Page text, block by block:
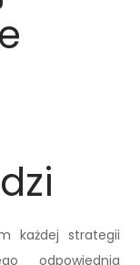
każdej strategii
odpowiednia